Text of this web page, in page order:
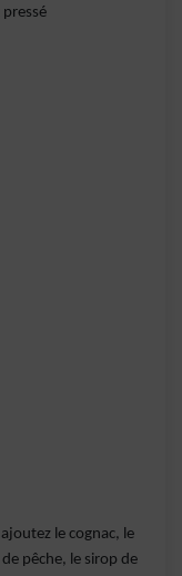
le cognac, le
pêche, le sirop de